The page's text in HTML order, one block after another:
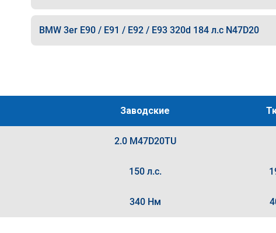
BMW 3er E90 / E91 / E92 / E93 320d 184 л.с N47D20
Заводские
2.0 M47D20TU
150 л.с.
340 Нм